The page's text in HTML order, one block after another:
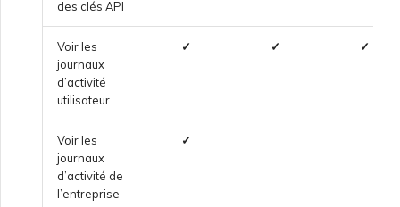
des clés API
Voir les
journaux
d’activité
utilisateur
✓ ✓ ✓
Voir les
journaux
d’activité de
l’entreprise
✓